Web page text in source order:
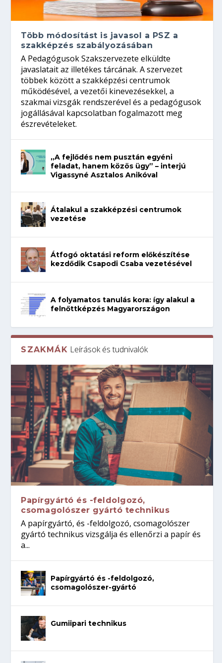
Több módosítást is javasol a PSZ a
szakképzés szabályozásában
A Pedagógusok Szakszervezete elküldte
javaslatait az illetékes tárcának. A szervezet
többek között a szakképzési centrumok
működésével, a vezetői kinevezésekkel, a
szakmai vizsgák rendszerével és a pedagógusok
jogállásával kapcsolatban fogalmazott meg
észrevételeket.
„A fejlődés nem pusztán egyéni
feladat, hanem közös ügy” – interjú
Vigassyné Asztalos Anikóval
Átalakul a szakképzési centrumok
vezetése
Átfogó oktatási reform előkészítése
kezdődik Csapodi Csaba vezetésével
A folyamatos tanulás kora: így alakul a
felnőttképzés Magyarországon
SZAKMÁK Leírások és tudnivalók
Papírgyártó és -feldolgozó,
csomagolószer gyártó technikus
A papírgyártó, és -feldolgozó, csomagolószer
gyártó technikus vizsgálja és ellenőrzi a papír és
a...
Papírgyártó és -feldolgozó,
csomagolószer-gyártó
Gumiipari technikus